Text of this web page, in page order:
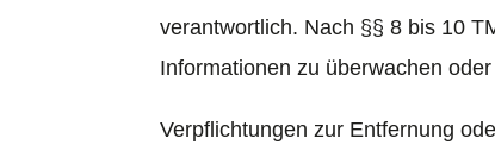
verantwortlich. Nach §§ 8 bis 10
Informationen zu überwachen
Verpflichtungen zur Entfernung